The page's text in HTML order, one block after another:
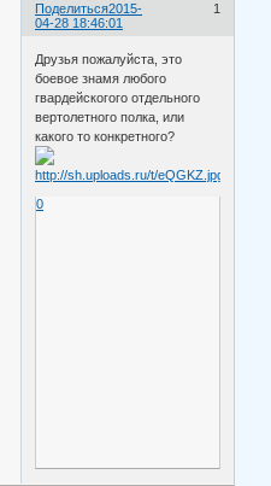
Поделиться 1
2015-
04-28 18:46:01
Друзья пожалуйста, это
боевое знамя любого
гвардейскогого отдельного
вертолетного полка, или
какого то конкретного?
0